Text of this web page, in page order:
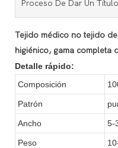
Proceso De Dar Un Título
Tejido médico no tejido
higiénico, gama completa
Detalle rápido:
Composición
Patrón
Ancho 5-
Peso